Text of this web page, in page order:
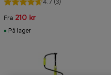
4.7 (3)
Fra 210 kr
På lager